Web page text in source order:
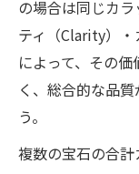
の場合は同じカ
ティ（Clarity）
によって、その
く、総合的な品
う。
複数の宝石の合